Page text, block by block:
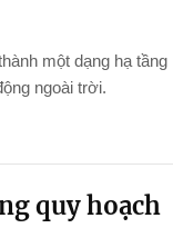
một dạng hạ tầng
ngoài trời.
quy hoạch